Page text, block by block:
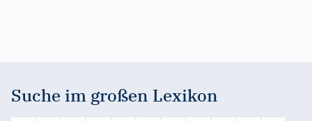
Suche im großen Lexikon